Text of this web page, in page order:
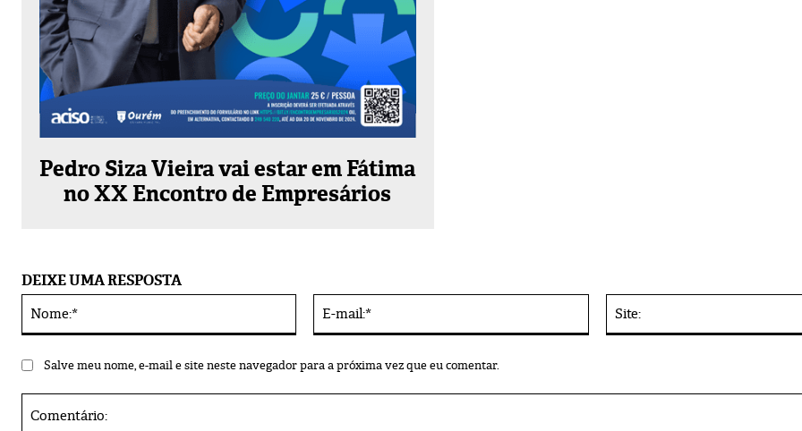
Pedro Siza Vieira vai estar em Fátima
no XX Encontro de Empresários
DEIXE UMA RESPOSTA
mail:*
Salve meu nome, e-mail e site neste navegador para a próxima vez que eu comentar.